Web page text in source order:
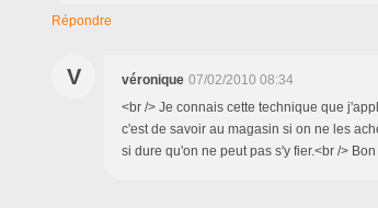
Répondre
V véronique 07/02/2010 08:34
<br /> Je connais cette technique que
c'est de savoir au magasin si on ne les
si dure qu'on ne peut pas s'y fier.<br />